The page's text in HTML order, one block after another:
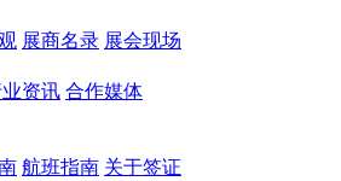
展商名录 展会现场
资讯 合作媒体
航班指南 关于签证